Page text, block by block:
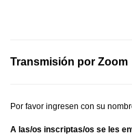
Transmisión por Zoom
Por favor ingresen con su
A las/os inscriptas/os se les